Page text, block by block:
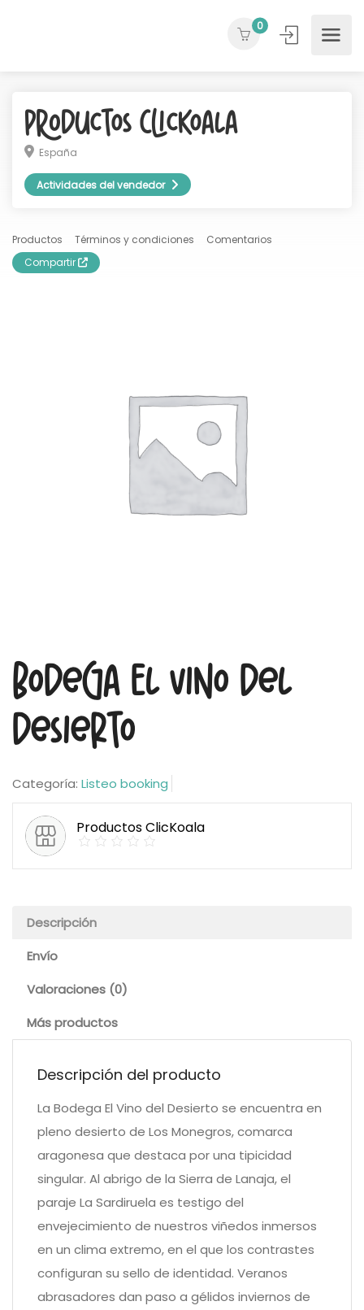
0
Productos ClicKoala
España
Actividades del vendedor
Productos Términos y condiciones
Comentarios
Compartir
Bodega El vino del
Desierto
Categoría: Listeo booking
Productos ClicKoala
Descripción
Envío
Valoraciones (0)
Más productos
Descripción del producto
La Bodega El Vino del Desierto se encuentra en
pleno desierto de Los Monegros, comarca
aragonesa que destaca por una tipicidad
singular. Al abrigo de la Sierra de Lanaja, el
paraje La Sardiruela es testigo del
envejecimiento de nuestros viñedos inmersos
en un clima extremo, en el que los contrastes
configuran su sello de identidad. Veranos
abrasadores dan paso a gélidos inviernos de